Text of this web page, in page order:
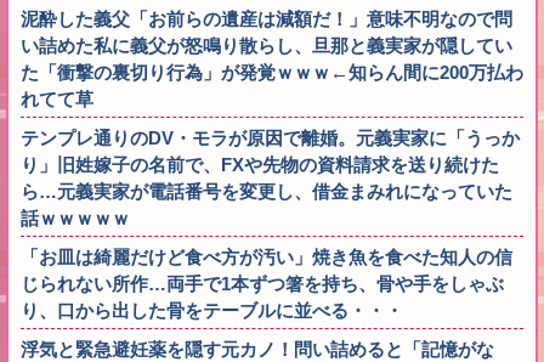
泥酔した義父「お前らの遺産は減額だ！」意味不明なので問
い詰めた私に義父が怒鳴り散らし、旦那と義実家が隠してい
た「衝撃の裏切り行為」が発覚ｗｗｗ←知らん間に200万払わ
れてて草
テンプレ通りのDV・モラが原因で離婚。元義実家に「うっか
り」旧姓嫁子の名前で、FXや先物の資料請求を送り続けた
ら…元義実家が電話番号を変更し、借金まみれになっていた
話ｗｗｗｗｗ
「お皿は綺麗だけど食べ方が汚い」焼き魚を食べた知人の信
じられない所作…両手で1本ずつ箸を持ち、骨や手をしゃぶ
り、口から出した骨をテーブルに並べる・・・
浮気と緊急避妊薬を隠す元カノ！問い詰めると「記憶がな